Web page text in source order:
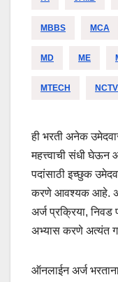
MBBS MCA
MD ME
MTECH
ही भरती अनेक
महत्त्वाची संधी घेऊन
पदांसाठी इच्छुक
करणे आवश्यक आहे.
अर्ज प्रक्रिया, निवड
अभ्यास करणे अत्यंत
ऑनलाईन अर्ज